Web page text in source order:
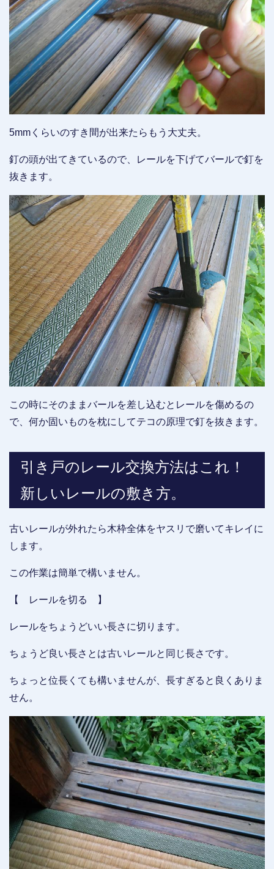
5mmくらいのすき間が出来たらもう大丈夫。
釘の頭が出てきているので、レールを下げてバールで釘を
抜きます。
この時にそのままバールを差し込むとレールを傷めるの
で、何か固いものを枕にしてテコの原理で釘を抜きます。
引き戸のレール交換方法はこれ！
新しいレールの敷き方。
古いレールが外れたら木枠全体をヤスリで磨いてキレイに
します。
この作業は簡単で構いません。
【 レールを切る 】
レールをちょうどいい長さに切ります。
ちょうど良い長さとは古いレールと同じ長さです。
ちょっと位長くても構いませんが、長すぎると良くありま
せん。